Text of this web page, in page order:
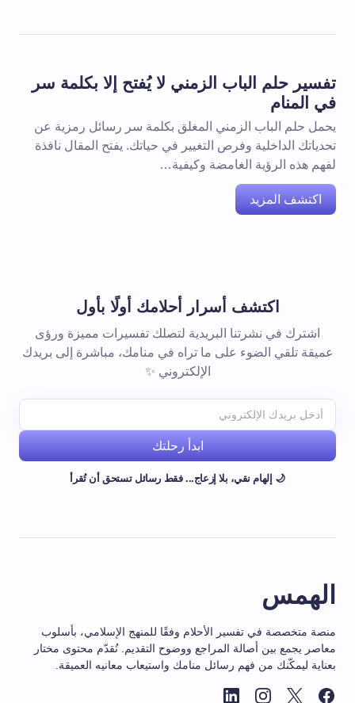
تفسير حلم الباب الزمني لا يُفتح إلا بكلمة سر
في المنام
يحمل حلم الباب الزمني المغلق بكلمة سر رسائل رمزية عن
تحدياتك الداخلية وفرص التغيير في حياتك. يفتح المقال نافذة
لفهم هذه الرؤية الغامضة وكيفية…
اكتشف المزيد
اكتشف أسرار أحلامك أولًا بأول
اشترك في نشرتنا البريدية لتصلك تفسيرات مميزة ورؤى
عميقة تلقي الضوء على ما تراه في منامك، مباشرة إلى بريدك
الإلكتروني ✨
ابدأ رحلتك
🌙 إلهام نقي، بلا إزعاج... فقط رسائل تستحق أن تُقرأ
الهمس
منصة متخصصة في تفسير الأحلام وفقًا للمنهج الإسلامي، بأسلوب
معاصر يجمع بين أصالة المراجع ووضوح التقديم. نُقدّم محتوى مختار
بعناية ليمكّنك من فهم رسائل منامك واستيعاب معانيه العميقة.